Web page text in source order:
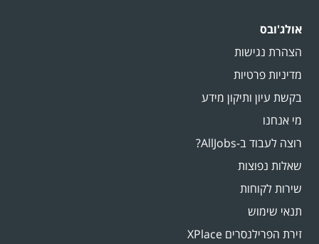
אולג'ובס
הצהרת נגישות
מדיניות פרטיות
בקשת עיון ותיקון מידע
מי אנחנו
רוצה לעבוד ב-AllJobs?
שאלות נפוצות
שירות לקוחות
תנאי שימוש
זירת הפרילנסרים XPlace